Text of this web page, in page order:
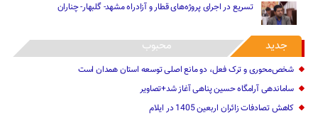
تسریع در اجرای پروژه‌های قطار و آزادراه مشهد- گلبهار- چناران
جدید محبوب
شخص‌محوری و ترک فعل، دو مانع اصلی توسعه استان همدان است
ساماندهی آرامگاه حسین پناهی آغاز شد+تصاویر
کاهش تصادفات زائران اربعین 1405 در ایلام